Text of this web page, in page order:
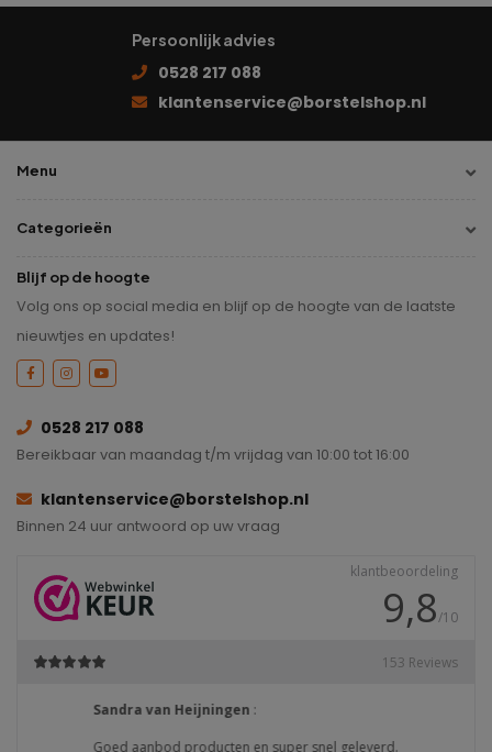
Persoonlijk advies
0528 217 088
klantenservice@borstelshop.nl
Menu
Categorieën
Blijf op de hoogte
Volg ons op social media en blijf op de hoogte van de laatste
nieuwtjes en updates!
0528 217 088
Bereikbaar van maandag t/m vrijdag van 10:00 tot 16:00
klantenservice@borstelshop.nl
Binnen 24 uur antwoord op uw vraag